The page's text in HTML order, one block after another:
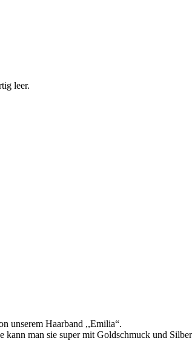
leer.
unserem Haarband ,,Emilia“.
kann man sie super mit Goldschmuck und